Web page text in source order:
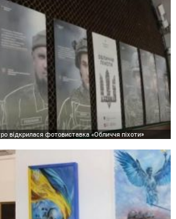
відкрилася фотовиставка «Обличчя піхоти»